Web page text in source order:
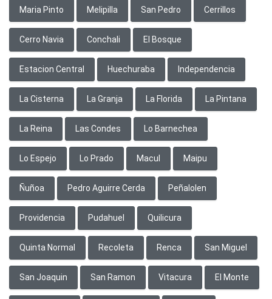
Maria Pinto Melipilla San Pedro Cerrillos
Cerro Navia Conchali El Bosque
Estacion Central Huechuraba Independencia
La Cisterna La Granja La Florida La Pintana
La Reina Las Condes Lo Barnechea
Lo Espejo Lo Prado Macul Maipu
Ñuñoa Pedro Aguirre Cerda Peñalolen
Providencia Pudahuel Quilicura
Quinta Normal Recoleta Renca San Miguel
San Joaquin San Ramon Vitacura El Monte